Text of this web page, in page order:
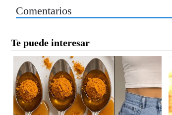
Comentarios